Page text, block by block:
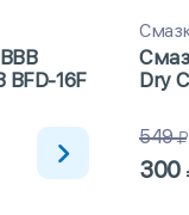
16F
Dry
549
300